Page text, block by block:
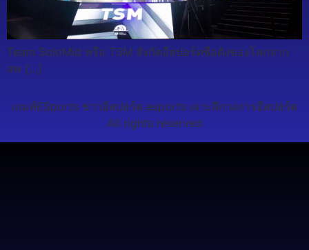
Team SoloMid หรือ TSM สังกัดอีสปอร์ตชื่อดังของโลกจาก
สห […]
เกมส์ESports ข่าวอีสปอร์ต esports เจาะลึกวงการอีสปอร์ต
All rights reserved